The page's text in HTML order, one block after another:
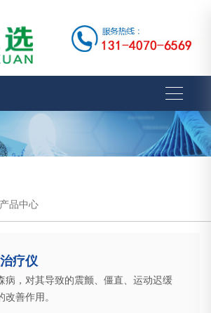
产品中心
疗仪
病，对其导致的震颤、僵直、运动迟缓
善作用。